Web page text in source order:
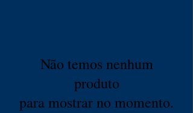
Não temos nenhum
produto
para mostrar no momento.